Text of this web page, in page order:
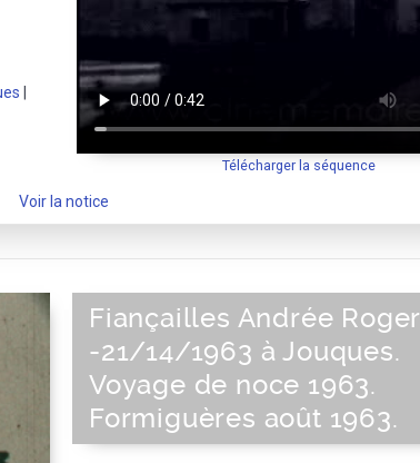
Télécharger la séquence
Voir la notice
Fiançailles Andrée Roger
-21/14/1963 à Jouques.
Voyage de noce 1963.
Formiguères août 1963.